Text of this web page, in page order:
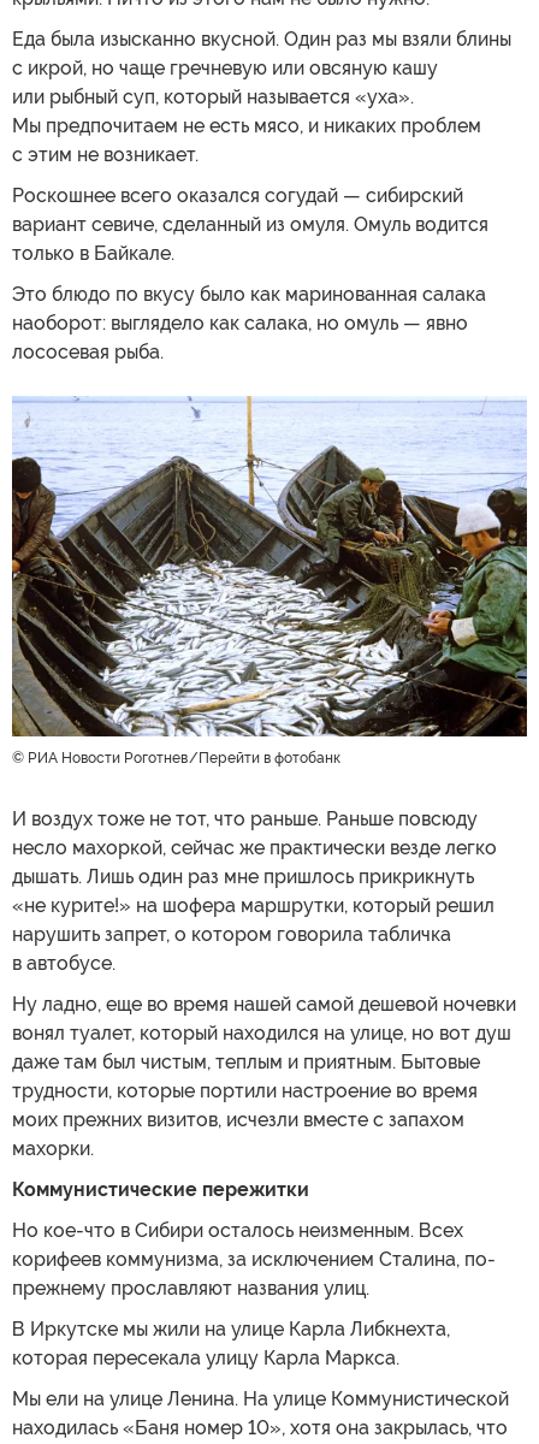
Еда была изысканно вкусной. Один раз мы взяли блины
с икрой, но чаще гречневую или овсяную кашу
или рыбный суп, который называется «уха».
Мы предпочитаем не есть мясо, и никаких проблем
с этим не возникает.
Роскошнее всего оказался согудай — сибирский
вариант севиче, сделанный из омуля. Омуль водится
только в Байкале.
Это блюдо по вкусу было как маринованная салака
наоборот: выглядело как салака, но омуль — явно
лососевая рыба.
© РИА Новости Роготнев Перейти в фотобанк
И воздух тоже не тот, что раньше. Раньше повсюду
несло махоркой, сейчас же практически везде легко
дышать. Лишь один раз мне пришлось прикрикнуть
«не курите!» на шофера маршрутки, который решил
нарушить запрет, о котором говорила табличка
в автобусе.
Ну ладно, еще во время нашей самой дешевой ночевки
вонял туалет, который находился на улице, но вот душ
даже там был чистым, теплым и приятным. Бытовые
трудности, которые портили настроение во время
моих прежних визитов, исчезли вместе с запахом
махорки.
Коммунистические пережитки
Но кое-что в Сибири осталось неизменным. Всех
корифеев коммунизма, за исключением Сталина, по-
прежнему прославляют названия улиц.
В Иркутске мы жили на улице Карла Либкнехта,
которая пересекала улицу Карла Маркса.
Мы ели на улице Ленина. На улице Коммунистической
находилась «Баня номер 10», хотя она закрылась, что